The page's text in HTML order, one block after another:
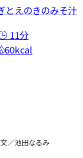
とえのきのみそ汁
11分
60kcal
／池田なるみ